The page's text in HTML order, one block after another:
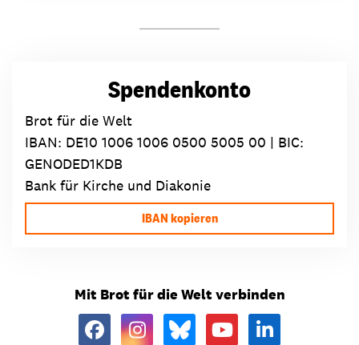
Spendenkonto
Brot für die Welt
IBAN: DE10 1006 1006 0500 5005 00 | BIC:
GENODED1KDB
Bank für Kirche und Diakonie
IBAN kopieren
Mit Brot für die Welt verbinden